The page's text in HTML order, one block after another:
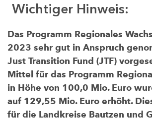
Wichtiger Hinweis:
Das Programm Regionales
2023 sehr gut in Anspruch
Just Transition Fund (JTF)
Mittel für das Programm
in Höhe von 100,0 Mio. Euro
auf 129,55 Mio. Euro erhöht.
für die Landkreise Bautzen und